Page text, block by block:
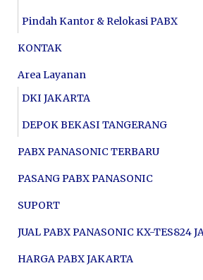
Pindah Kantor & Relokasi PABX
KONTAK
Area Layanan
DKI JAKARTA
DEPOK BEKASI TANGERANG
PABX PANASONIC TERBARU
PASANG PABX PANASONIC
SUPORT
JUAL PABX PANASONIC KX-TES824
HARGA PABX JAKARTA